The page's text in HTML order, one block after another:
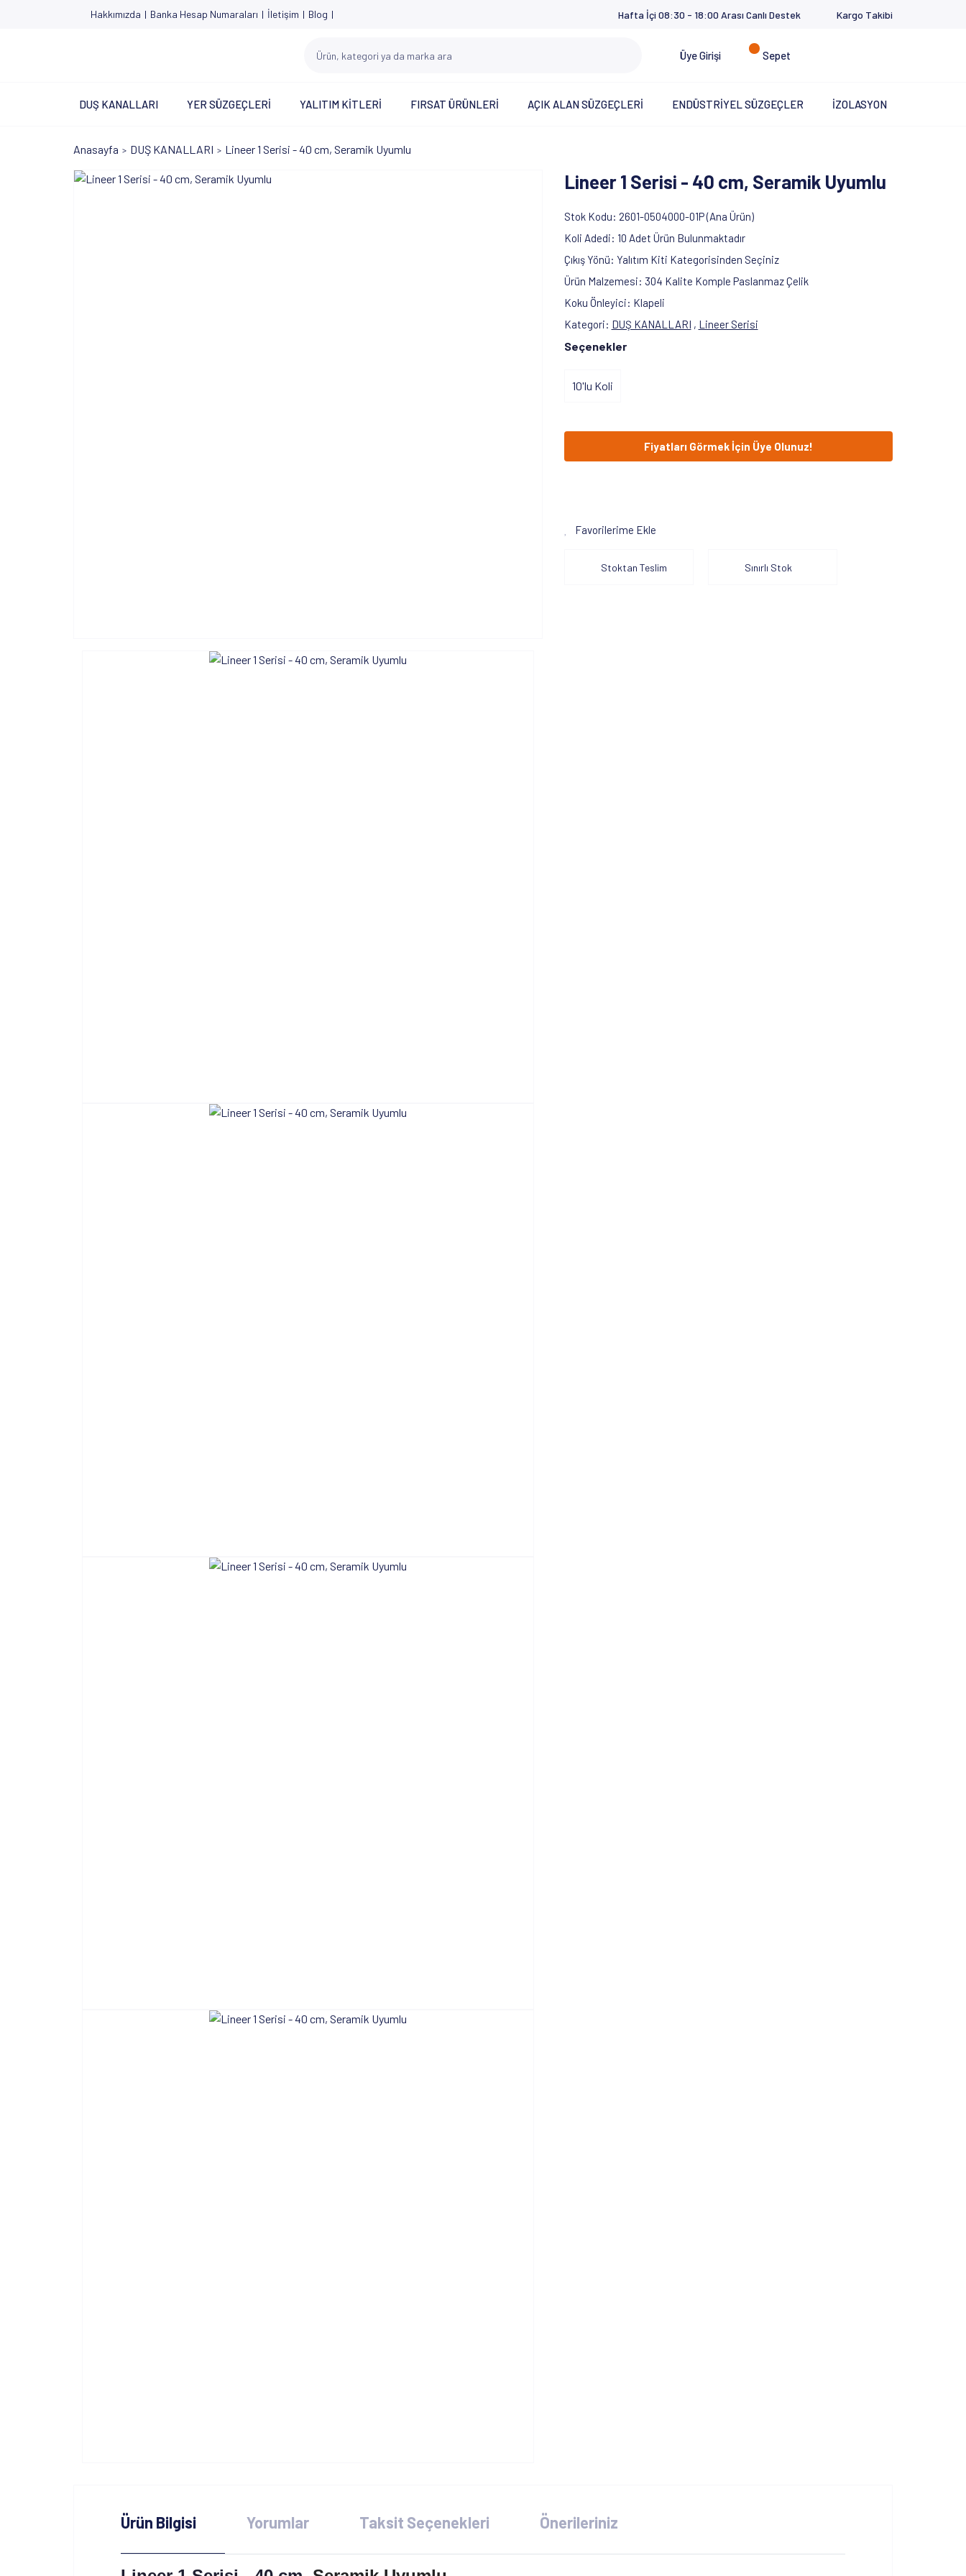
Hakkımızda Banka Hesap Numaraları İletişim Blog Hafta İçi 08:30 - 18:00 Arası Canlı Destek Kargo Takibi
Üye Girişi Sepet
DUŞ KANALLARI YER SÜZGEÇLERİ YALITIM KİTLERİ FIRSAT ÜRÜNLERİ AÇIK ALAN SÜZGEÇLERİ ENDÜSTRİYEL SÜZGEÇLER İZOLASYON
Anasayfa DUŞ KANALLARI Lineer 1 Serisi - 40 cm, Seramik Uyumlu
Lineer 1 Serisi - 40 cm, Seramik Uyumlu
Stok Kodu
2601-0504000-01P (Ana Ürün)
Koli Adedi
10 Adet Ürün Bulunmaktadır
Çıkış Yönü Yalıtım Kiti Kategorisinden Seçiniz
Ürün Malzemesi
304 Kalite Komple Paslanmaz Çelik
Koku Önleyici
Klapeli
Kategori
DUŞ KANALLARI , Lineer Serisi
Seçenekler
10'lu Koli
Fiyatları Görmek İçin Üye Olunuz!
Favorilerime Ekle
Stoktan Teslim Sınırlı Stok
Ürün Bilgisi Yorumlar Taksit Seçenekleri Önerileriniz